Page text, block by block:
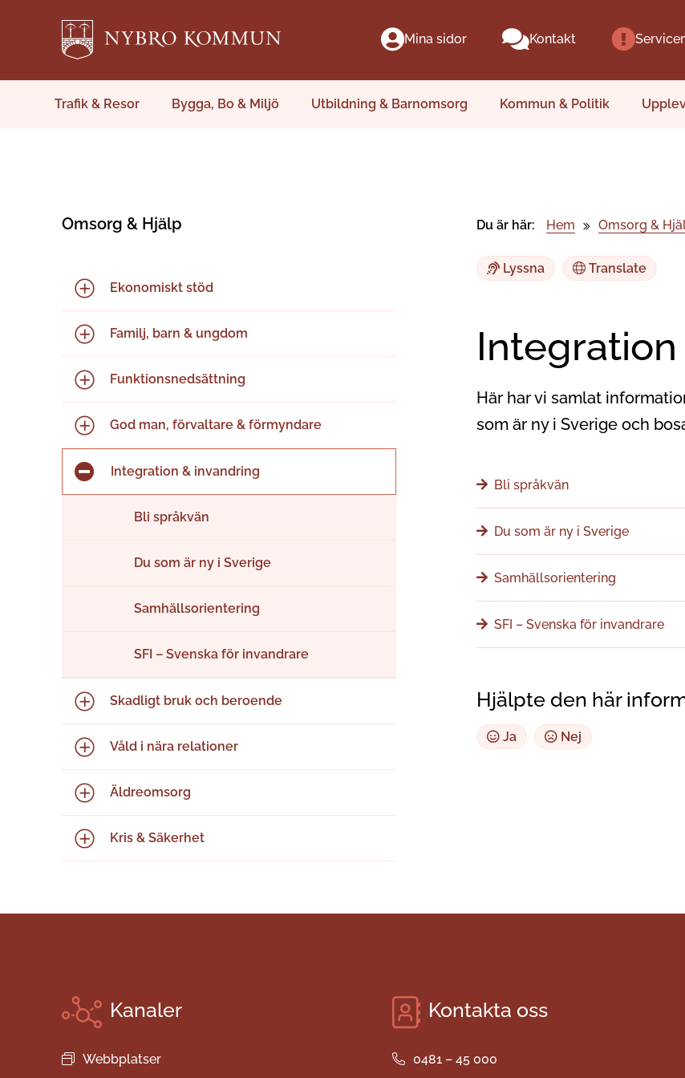
Mina sidor Kontakt
Trafik & Resor Bygga, Bo & Miljö Utbildning & Barnomsorg Kommun & Politik
Omsorg & Hjälp
Ekonomiskt stöd
Familj, barn & ungdom
Funktions­nedsättning
God man, förvaltare & förmyndare
Integration & invandring
Bli språkvän
Du som är ny i Sverige
Samhällsorientering
SFI – Svenska för invandrare
Skadligt bruk och beroende
Våld i nära relationer
Äldreomsorg
Kris & Säkerhet
Du är här: Hem Omsorg &
Lyssna Translate
Här har vi samlat
som är ny i Sverige och
Bli språkvän
Du som är ny i Sverige
Samhällsorientering
SFI – Svenska för invandrare
Hjälpte den här
Ja Nej
Kanaler
Webbplatser
Kontakta oss
0481 – 45 000